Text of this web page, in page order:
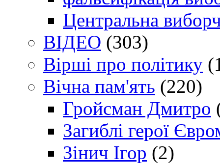
Центральна
ВІДЕО (303)
Вірші про політику
Вічна пам'ять (220)
Гройсман Дмитро
Загиблі герої
Зінич Ігор (2)